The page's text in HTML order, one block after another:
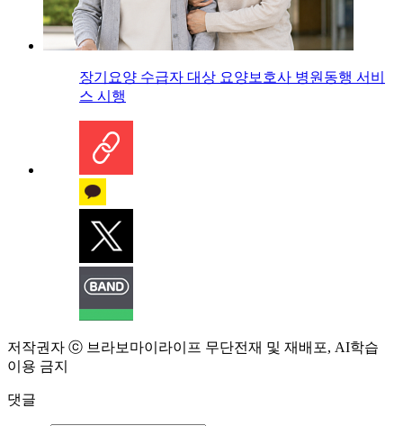
장기요양 수급자 대상 요양보호사 병원동행 서비
스 시행
저작권자 ⓒ 브라보마이라이프 무단전재 및 재배포, AI학습
이용 금지
댓글